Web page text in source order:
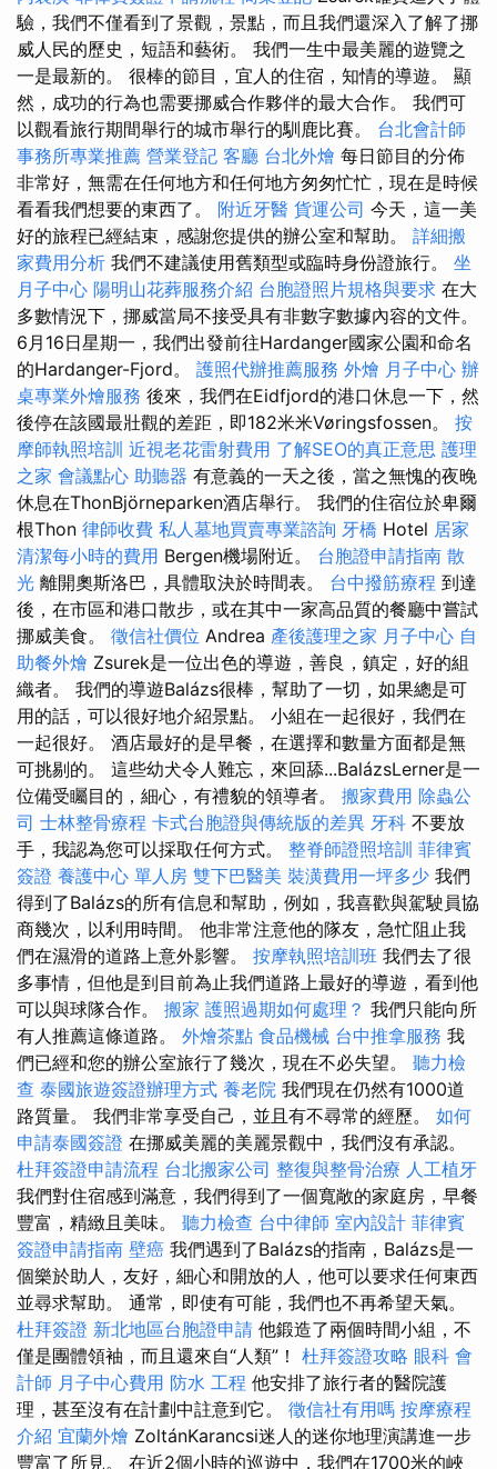
驗，我們不僅看到了景觀，景點，而且我們還深入了解了挪
威人民的歷史，短語和藝術。 我們一生中最美麗的遊覽之
一是最新的。 很棒的節目，宜人的住宿，知情的導遊。 顯
然，成功的行為也需要挪威合作夥伴的最大合作。 我們可
以觀看旅行期間舉行的城市舉行的馴鹿比賽。 台北會計師
事務所專業推薦 營業登記 客廳 台北外燴 每日節目的分佈
非常好，無需在任何地方和任何地方匆匆忙忙，現在是時候
看看我們想要的東西了。 附近牙醫 貨運公司 今天，這一美
好的旅程已經結束，感謝您提供的辦公室和幫助。 詳細搬
家費用分析 我們不建議使用舊類型或臨時身份證旅行。 坐
月子中心 陽明山花葬服務介紹 台胞證照片規格與要求 在大
多數情況下，挪威當局不接受具有非數字數據內容的文件。
6月16日星期一，我們出發前往Hardanger國家公園和命名
的Hardanger-Fjord。 護照代辦推薦服務 外燴 月子中心 辦
桌專業外燴服務 後來，我們在Eidfjord的港口休息一下，然
後停在該國最壯觀的差距，即182米米Vøringsfossen。 按
摩師執照培訓 近視老花雷射費用 了解SEO的真正意思 護理
之家 會議點心 助聽器 有意義的一天之後，當之無愧的夜晚
休息在ThonBjörneparken酒店舉行。 我們的住宿位於卑爾
根Thon 律師收費 私人墓地買賣專業諮詢 牙橋 Hotel 居家
清潔每小時的費用 Bergen機場附近。 台胞證申請指南 散
光 離開奧斯洛巴，具體取決於時間表。 台中撥筋療程 到達
後，在市區和港口散步，或在其中一家高品質的餐廳中嘗試
挪威美食。 徵信社價位 Andrea 產後護理之家 月子中心 自
助餐外燴 Zsurek是一位出色的導遊，善良，鎮定，好的組
織者。 我們的導遊Balázs很棒，幫助了一切，如果總是可
用的話，可以很好地介紹景點。 小組在一起很好，我們在
一起很好。 酒店最好的是早餐，在選擇和數量方面都是無
可挑剔的。 這些幼犬令人難忘，來回舔...BalázsLerner是一
位備受矚目的，細心，有禮貌的領導者。 搬家費用 除蟲公
司 士林整骨療程 卡式台胞證與傳統版的差異 牙科 不要放
手，我認為您可以採取任何方式。 整脊師證照培訓 菲律賓
簽證 養護中心 單人房 雙下巴醫美 裝潢費用一坪多少 我們
得到了Balázs的所有信息和幫助，例如，我喜歡與駕駛員協
商幾次，以利用時間。 他非常注意他的隊友，急忙阻止我
們在濕滑的道路上意外影響。 按摩執照培訓班 我們去了很
多事情，但他是到目前為止我們道路上最好的導遊，看到他
可以與球隊合作。 搬家 護照過期如何處理？ 我們只能向所
有人推薦這條道路。 外燴茶點 食品機械 台中推拿服務 我
們已經和您的辦公室旅行了幾次，現在不必失望。 聽力檢
查 泰國旅遊簽證辦理方式 養老院 我們現在仍然有1000道
路質量。 我們非常享受自己，並且有不尋常的經歷。 如何
申請泰國簽證 在挪威美麗的美麗景觀中，我們沒有承認。
杜拜簽證申請流程 台北搬家公司 整復與整骨治療 人工植牙
我們對住宿感到滿意，我們得到了一個寬敞的家庭房，早餐
豐富，精緻且美味。 聽力檢查 台中律師 室內設計 菲律賓
簽證申請指南 壁癌 我們遇到了Balázs的指南，Balázs是一
個樂於助人，友好，細心和開放的人，他可以要求任何東西
並尋求幫助。 通常，即使有可能，我們也不再希望天氣。
杜拜簽證 新北地區台胞證申請 他鍛造了兩個時間小組，不
僅是團體領袖，而且還來自“人類”！ 杜拜簽證攻略 眼科 會
計師 月子中心費用 防水 工程 他安排了旅行者的醫院護
理，甚至沒有在計劃中註意到它。 徵信社有用嗎 按摩療程
介紹 宜蘭外燴 ZoltánKarancsi迷人的迷你地理演講進一步
豐富了所見。 在近2個小時的巡遊中，我們在1700米的峽